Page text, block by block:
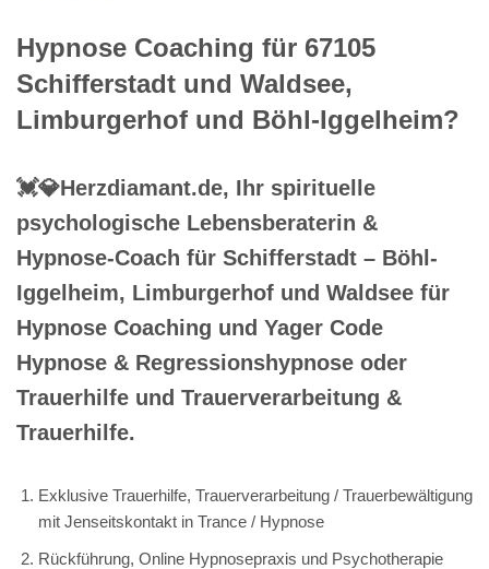
Hypnose Coaching für 67105
Schifferstadt und Waldsee,
Limburgerhof und Böhl-Iggelheim?
💓️💎Herzdiamant.de, Ihr spirituelle
psychologische Lebensberaterin &
Hypnose-Coach für Schifferstadt – Böhl-
Iggelheim, Limburgerhof und Waldsee für
Hypnose Coaching und Yager Code
Hypnose & Regressionshypnose oder
Trauerhilfe und Trauerverarbeitung &
Trauerhilfe.
Exklusive Trauerhilfe, Trauerverarbeitung / Trauerbewältigung
mit Jenseitskontakt in Trance / Hypnose
Rückführung, Online Hypnosepraxis und Psychotherapie